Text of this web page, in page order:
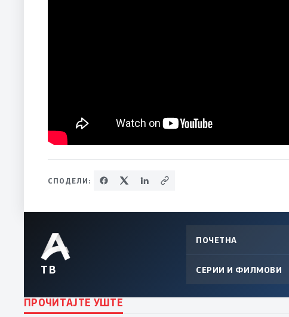
СПОДЕЛИ:
ТВ
ПОЧЕТНА
СЕРИИ И ФИЛМОВИ
ПРОЧИТАЈТЕ УШТЕ